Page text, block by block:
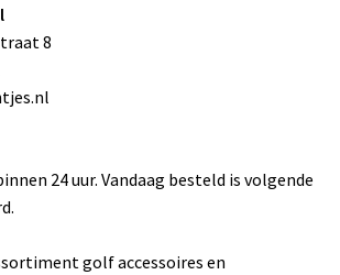
8
24 uur. Vandaag besteld is volgende
golf accessoires en